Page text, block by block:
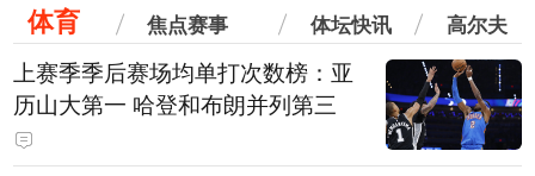
体育 焦点赛事 体坛快讯 高尔夫
上赛季季后赛场均单打次数榜：亚
历山大第一 哈登和布朗并列第三